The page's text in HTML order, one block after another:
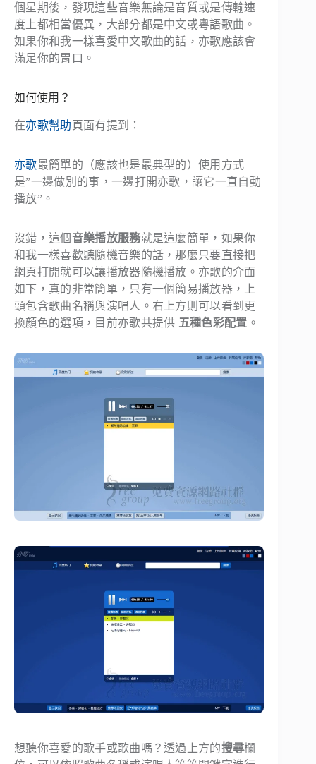
個星期後，發現這些音樂無論是音質或是傳輸速
度上都相當優異，大部分都是中文或粵語歌曲 。
如果你和我一樣喜愛中文歌曲的話，亦歌應該會
滿足你的胃口。
如何使用？
在亦歌幫助 頁面有提到：
亦歌最簡單的（應該也是最典型的）使用方式
是”一邊做別的事，一邊打開亦歌，讓它一直自動
播放”。
沒錯，這個 音樂播放服務就是這麼簡單，如果你
和我一樣喜歡聽隨機音樂的話，那麼只要直接把
網頁打開就可以讓播放器隨機播放。亦歌的介面
如下，真的非常簡單，只有一個簡易播放器，上
頭包含歌曲名稱與演唱人。右上方則可以看到更
換顏色的選項，目前亦歌共提供 五種色彩配置 。
想聽你喜愛的歌手或歌曲嗎？透過上方的搜尋欄